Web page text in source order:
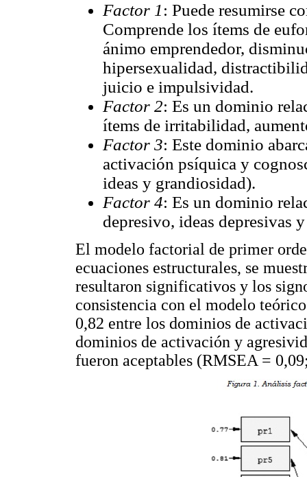
Factor 1: Puede resumirse
Comprende los ítems de
ánimo emprendedor,
hipersexualidad,
juicio e impulsividad.
Factor 2: Es un dominio
ítems de irritabilidad,
Factor 3: Este dominio
activación psíquica y
ideas y grandiosidad).
Factor 4: Es un dominio
depresivo, ideas depresivas
El modelo factorial de primer
ecuaciones estructurales, se
resultaron significativos y los
consistencia con el modelo
0,82 entre los dominios de
dominios de activación y
fueron aceptables (RMSEA =